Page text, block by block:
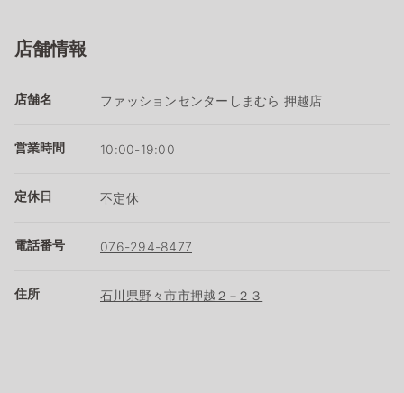
店舗情報
店舗名 ファッションセンターしまむら 押越店
営業時間 10:00-19:00
定休日 不定休
電話番号 076-294-8477
住所 石川県野々市市押越２−２３